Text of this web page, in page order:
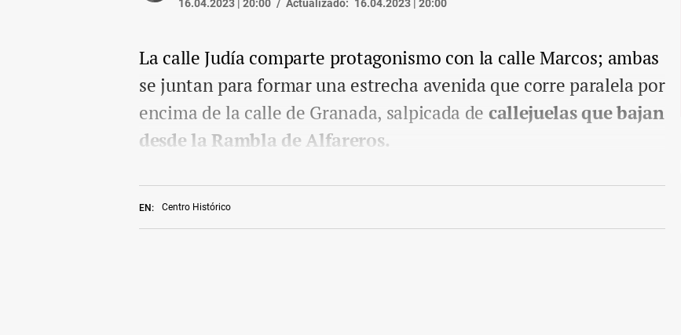
16.04.2023 | 20:00 Actualizado: 16.04.2023 | 20:00
EN: Centro Histórico
La calle Judía comparte protagonismo con la calle Marcos; ambas
se juntan para formar una estrecha avenida que corre paralela por
encima de la calle de Granada, salpicada de callejuelas que bajan
desde la Rambla de Alfareros.